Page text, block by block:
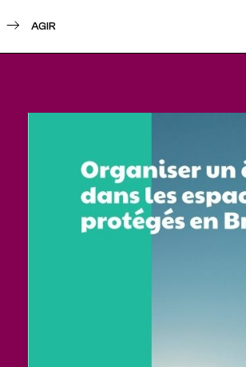
AGIR